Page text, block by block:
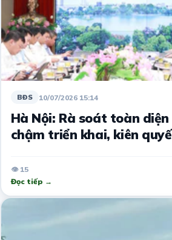
BĐS 10/07/2026 15:14
Hà Nội: Rà soát toàn
chậm triển khai, kiên
👁 15
Đọc tiếp →